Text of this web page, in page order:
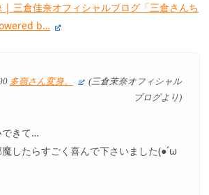
三倉佳奈オフィシャルブログ「三倉さんち
b…
多嶺さん変身。
(三倉茉奈オフィシャル
ブログより)
できて…
したらすごく喜んで下さいました(●´ω